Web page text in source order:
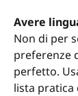
Avere
Non di per
preferenze
perfetto.
lista